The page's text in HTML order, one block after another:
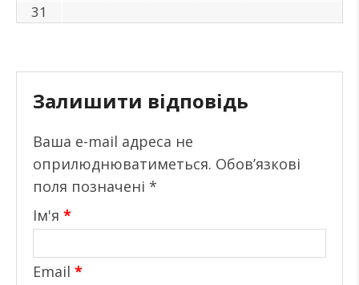
31
Залишити відповідь
Ваша e-mail адреса не
оприлюднюватиметься. Обов’язкові
поля позначені *
Ім'я *
Email *